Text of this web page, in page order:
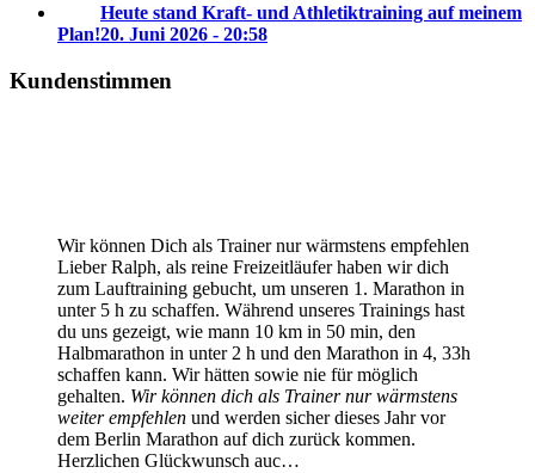
Heute stand Kraft- und Athletiktraining auf meinem
Plan!20. Juni 2026 - 20:58
Kundenstimmen
Wir können Dich als Trainer nur wärmstens empfehlen
Lieber Ralph, als reine Freizeitläufer haben wir dich
zum Lauftraining gebucht, um unseren 1. Marathon in
unter 5 h zu schaffen. Während unseres Trainings hast
du uns gezeigt, wie mann 10 km in 50 min, den
Halbmarathon in unter 2 h und den Marathon in 4, 33h
schaffen kann. Wir hätten sowie nie für möglich
gehalten. Wir können dich als Trainer nur wärmstens
weiter empfehlen und werden sicher dieses Jahr vor
dem Berlin Marathon auf dich zurück kommen.
Herzlichen Glückwunsch auc…